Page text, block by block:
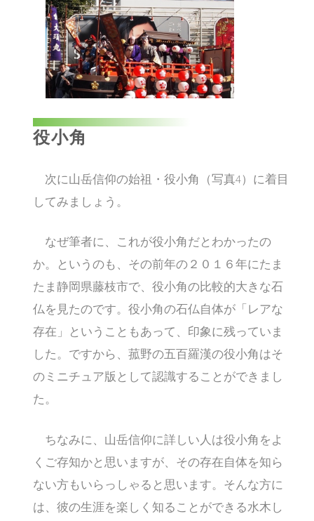
役小角
次に山岳信仰の始祖・役小角（写真4）に着目
してみましょう。
なぜ筆者に、これが役小角だとわかったの
か。というのも、その前年の２０１６年にたま
たま静岡県藤枝市で、役小角の比較的大きな石
仏を見たのです。役小角の石仏自体が「レアな
存在」ということもあって、印象に残っていま
した。ですから、菰野の五百羅漢の役小角はそ
のミニチュア版として認識することができまし
た。
ちなみに、山岳信仰に詳しい人は役小角をよ
くご存知かと思いますが、その存在自体を知ら
ない方もいらっしゃると思います。そんな方に
は、彼の生涯を楽しく知ることができる水木し